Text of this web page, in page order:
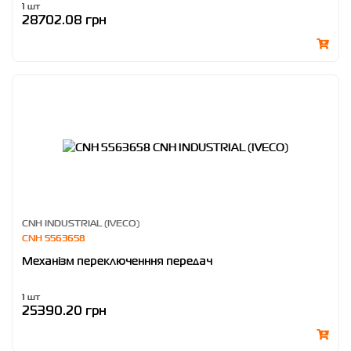
1 шт
28702.08 грн
CNH INDUSTRIAL (IVECO)
CNH 5563658
Механізм переключенння передач
1 шт
25390.20 грн